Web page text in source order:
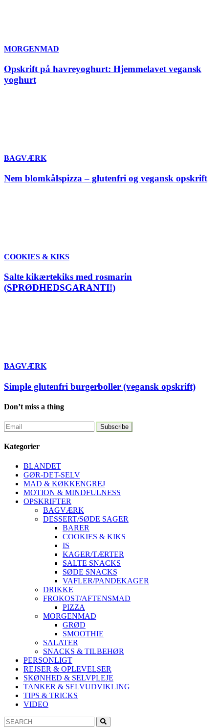
MORGENMAD
Opskrift på havreyoghurt: Hjemmelavet vegansk
yoghurt
BAGVÆRK
Nem blomkålspizza – glutenfri og vegansk opskrift
COOKIES & KIKS
Salte kikærtekiks med rosmarin
(SPRØDHEDSGARANTI!)
BAGVÆRK
Simple glutenfri burgerboller (vegansk opskrift)
Don’t miss a thing
Kategorier
BLANDET
GØR-DET-SELV
MAD & KØKKENGREJ
MOTION & MINDFULNESS
OPSKRIFTER
BAGVÆRK
DESSERT/SØDE SAGER
BARER
COOKIES & KIKS
IS
KAGER/TÆRTER
SALTE SNACKS
SØDE SNACKS
VAFLER/PANDEKAGER
DRIKKE
FROKOST/AFTENSMAD
PIZZA
MORGENMAD
GRØD
SMOOTHIE
SALATER
SNACKS & TILBEHØR
PERSONLIGT
REJSER & OPLEVELSER
SKØNHED & SELVPLEJE
TANKER & SELVUDVIKLING
TIPS & TRICKS
VIDEO
Search